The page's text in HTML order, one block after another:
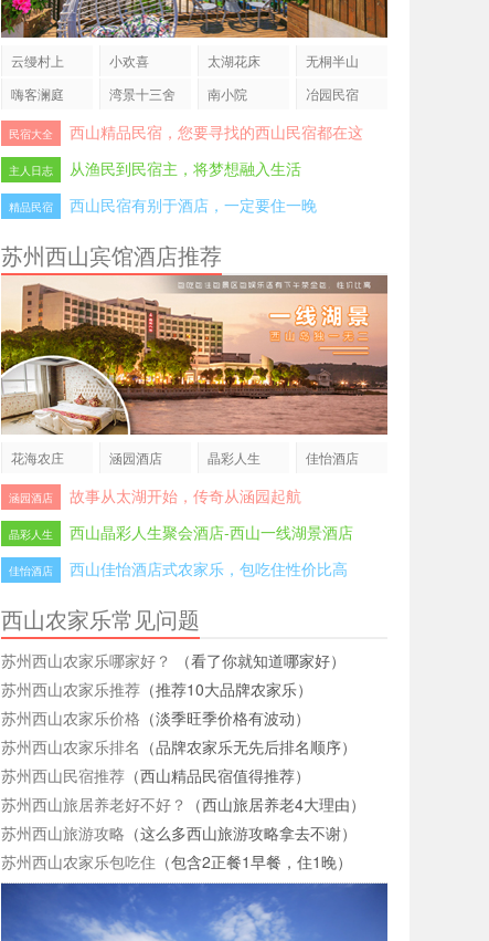
云缦村上 小欢喜 太湖花床
无桐半山
嗨客澜庭
湾景十三舍 南小院 冶园民宿
民宿大全 西山精品民宿，您要寻找的西山民宿都在这
主人日志 从渔民到民宿主，将梦想融入生活
精品民宿 西山民宿有别于酒店，一定要住一晚
苏州西山宾馆酒店推荐
花海农庄 涵园酒店 晶彩人生 佳怡酒店
涵园酒店 故事从太湖开始，传奇从涵园起航
晶彩人生 西山晶彩人生聚会酒店-西山一线湖景酒店
佳怡酒店 西山佳怡酒店式农家乐，包吃住性价比高
西山农家乐常见问题
苏州西山农家乐哪家好？
（看了你就知道哪家好）
苏州西山农家乐推荐 （推荐10大品牌农家乐）
苏州西山农家乐价格 （淡季旺季价格有波动）
苏州西山农家乐排名 （品牌农家乐无先后排名顺序）
苏州西山民宿推荐 （西山精品民宿值得推荐）
苏州西山旅居养老好不好？
（西山旅居养老4大理由）
苏州西山旅游攻略 （这么多西山旅游攻略拿去不谢）
苏州西山农家乐包吃住 （包含2正餐1早餐，住1晚）